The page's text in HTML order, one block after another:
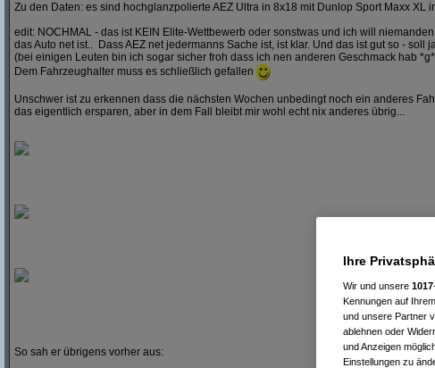
Zu den Daten: es sind hochglanzpolierte AEZ Ultra in 8x18 mit Dunlop Sport Maxx XL
edit: NOCHMAL - das ist KEIN Elite-Wettbewerb oder sonstwas und ich will
das Auto net ist.. Dass AEZ net jedermanns Sache ist, ist klar. Und das ist gut so - soll
(bei einigen Leuten bin ich sogar sicher froh dass ich nen anderen Geschmack hab
Dem Fahrzeughalter muss es schließlich gefallen
Unschwer ist zu erkennen dass die nächsten Wochen unbedingt noch ein anderes
das eigentlich ersparen, aber in dem Fall bleibt mir wohl echt nix anderes übrig...
So sah er übrigens vorher aus:
Ihre
Wir und unsere 1017
Kennungen auf
und unsere Partner
ablehnen oder
und Anzeigen
Einstellungen zu